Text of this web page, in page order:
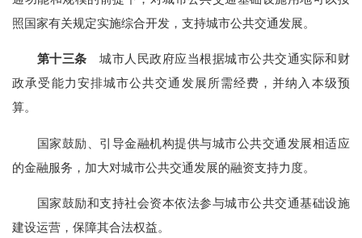
照国家有关规定实施综合开发，支持城市公共交通发展。
第十三条 城市人民政府应当根据城市公共交通实际和财
政承受能力安排城市公共交通发展所需经费，并纳入本级预
算。
国家鼓励、引导金融机构提供与城市公共交通发展相适应
的金融服务，加大对城市公共交通发展的融资支持力度。
国家鼓励和支持社会资本依法参与城市公共交通基础设施
建设运营，保障其合法权益。